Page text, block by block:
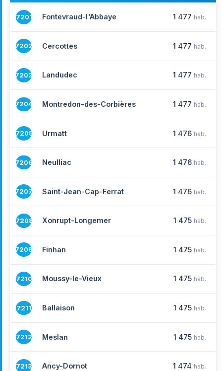
7201 Fontevraud-l'Abbaye 1 477 hab.
7202 Cercottes 1 477 hab.
7203 Landudec 1 477 hab.
7204 Montredon-des-Corbières 1 477 hab.
7205 Urmatt 1 476 hab.
7206 Neulliac 1 476 hab.
7207 Saint-Jean-Cap-Ferrat 1 476 hab.
7208 Xonrupt-Longemer 1 475 hab.
7209 Finhan 1 475 hab.
7210 Moussy-le-Vieux 1 475 hab.
7211 Ballaison 1 475 hab.
7212 Meslan 1 475 hab.
7213 Ancy-Dornot 1 474 hab.